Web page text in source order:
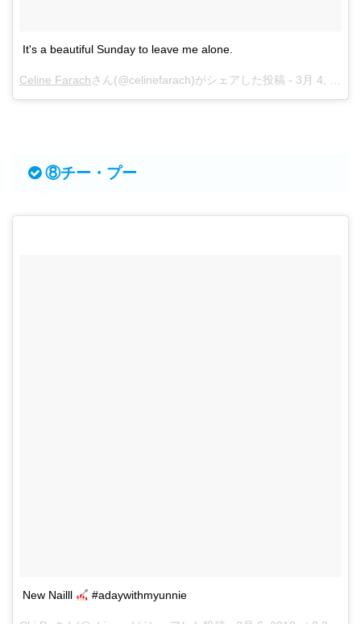
It's a beautiful Sunday to leave me alone.
Celine Farachさん(@celinefarach)がシェアした投稿 - 3月 4, 2018 at 8:58午前 PST
⑧チー・プー
New Nailll #adaywithmyunnie